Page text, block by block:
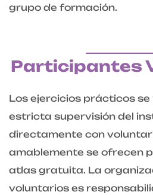
grupo de formación.
Participantes
Los ejercicios prácticos se
estricta supervisión del
directamente con
amablemente se ofrecen
atlas gratuita. La
voluntarios es